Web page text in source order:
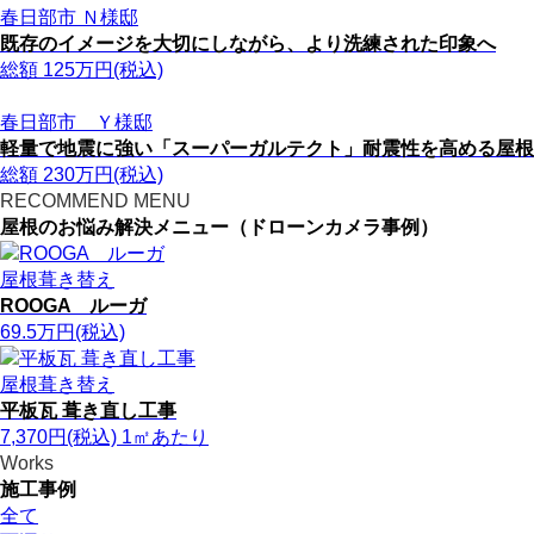
春日部市 Ｎ様邸
既存のイメージを大切にしながら、より洗練された印象へ
総額 125万円(税込)
春日部市 Ｙ様邸
軽量で地震に強い「スーパーガルテクト」耐震性を高める屋
総額 230万円(税込)
RECOMMEND MENU
屋根のお悩み解決メニュー（ドローンカメラ事例）
屋根葺き替え
ROOGA ルーガ
69.5万円 (税込)
屋根葺き替え
平板瓦 葺き直し工事
7,370円 (税込) 1㎡あたり
Works
施工事例
全て